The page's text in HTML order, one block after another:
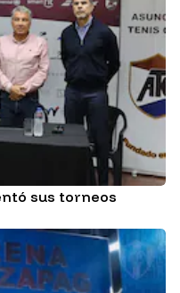
sus torneos